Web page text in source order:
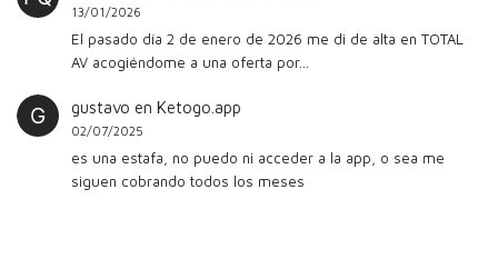
13/01/2026
El pasado día 2 de enero de 2026 me di de alta en TOTAL
AV acogiéndome a una oferta por…
gustavo en Ketogo.app
02/07/2025
es una estafa, no puedo ni acceder a la app, o sea me
siguen cobrando todos los meses